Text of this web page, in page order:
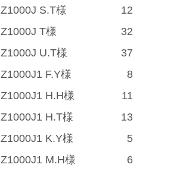
Z1000J S.T様
12
Z1000J T様
32
Z1000J U.T様
37
Z1000J1 F.Y様
8
Z1000J1 H.H様
11
Z1000J1 H.T様
13
Z1000J1 K.Y様
5
Z1000J1 M.H様
6